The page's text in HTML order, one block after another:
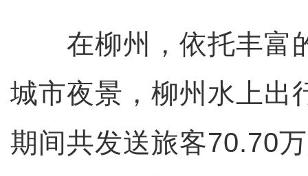
在柳州，依托丰富
城市夜景，柳州水上出
期间共发送旅客70.70